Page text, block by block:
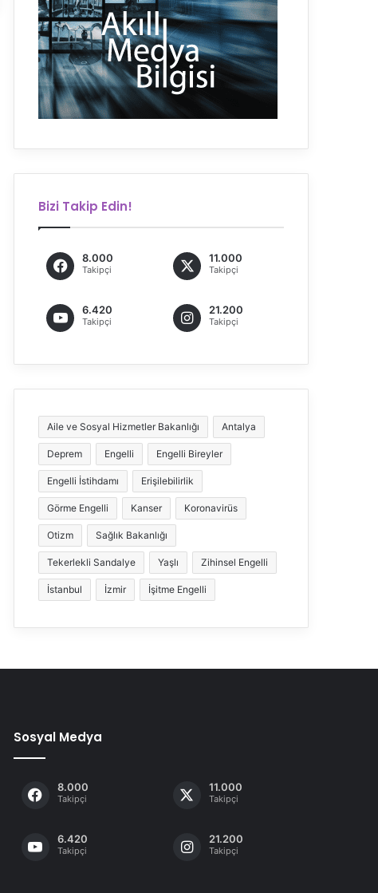
Bizi Takip Edin!
8.000
Takipçi
11.000
Takipçi
6.420
Takipçi
21.200
Takipçi
Aile ve Sosyal Hizmetler Bakanlığı Antalya
Deprem Engelli Engelli Bireyler
Engelli İstihdamı Erişilebilirlik
Görme Engelli Kanser Koronavirüs
Otizm Sağlık Bakanlığı
Tekerlekli Sandalye Yaşlı Zihinsel Engelli
İstanbul İzmir İşitme Engelli
Sosyal Medya
8.000
Takipçi
11.000
Takipçi
6.420
Takipçi
21.200
Takipçi